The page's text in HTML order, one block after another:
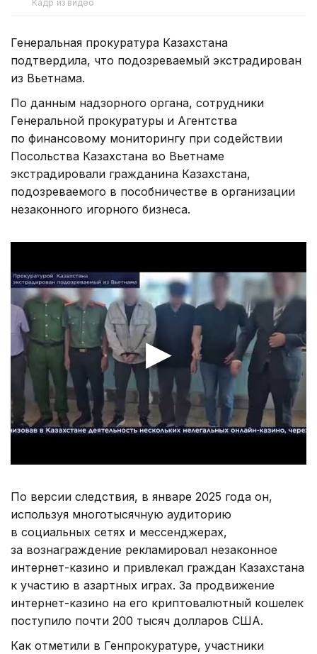
Кадр из видео
Генеральная прокуратура Казахстана
подтвердила, что подозреваемый экстрадирован
из Вьетнама.
По данным надзорного органа, сотрудники
Генеральной прокуратуры и Агентства
по финансовому мониторингу при содействии
Посольства Казахстана во Вьетнаме
экстрадировали гражданина Казахстана,
подозреваемого в пособничестве в организации
незаконного игорного бизнеса.
По версии следствия, в январе 2025 года он,
используя многотысячную аудиторию
в социальных сетях и мессенджерах,
за вознаграждение рекламировал незаконное
интернет-казино и привлекал граждан Казахстана
к участию в азартных играх. За продвижение
интернет-казино на его криптовалютный кошелек
поступило почти 200 тысяч долларов США.
Как отметили в Генпрокуратуре, участники